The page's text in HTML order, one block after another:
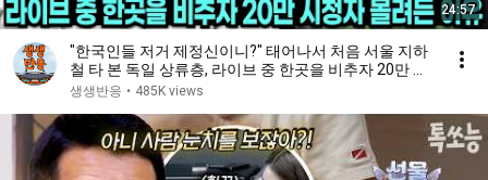
24:57
"한국인들 저거 제정신이니?" 태어나서 처음 서울 지하
철 타 본 독일 상류층, 라이브 중 한곳을 비추자 20만 시
청자 몰려든 이유
생생반응 • 485K views